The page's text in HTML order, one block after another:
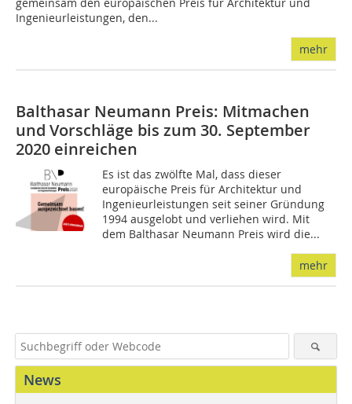
Ingenieurleistungen, den...
mehr
Balthasar Neumann Preis: Mitmachen
und Vorschläge bis zum 30. September
2020 einreichen
Es ist das zwölfte Mal, dass dieser
europäische Preis für Architektur und
Ingenieurleistungen seit seiner Gründung
1994 ausgelobt und verliehen wird. Mit
dem Balthasar Neumann Preis wird die...
mehr
News